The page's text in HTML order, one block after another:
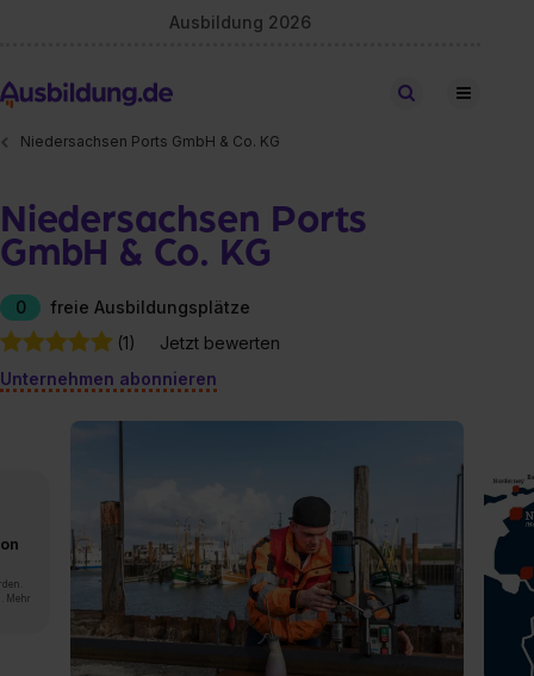
Ausbildung 2026
Stellen finden
Niedersachsen Ports GmbH & Co. KG
Niedersachsen Ports
GmbH & Co. KG
0
freie Ausbildungsplätze
(1)
Jetzt bewerten
Unternehmen abonnieren
Mehr